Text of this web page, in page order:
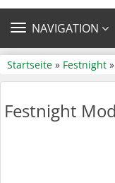
TOGGLE
NAVIGATION
Startseite » Festnight
Festnight